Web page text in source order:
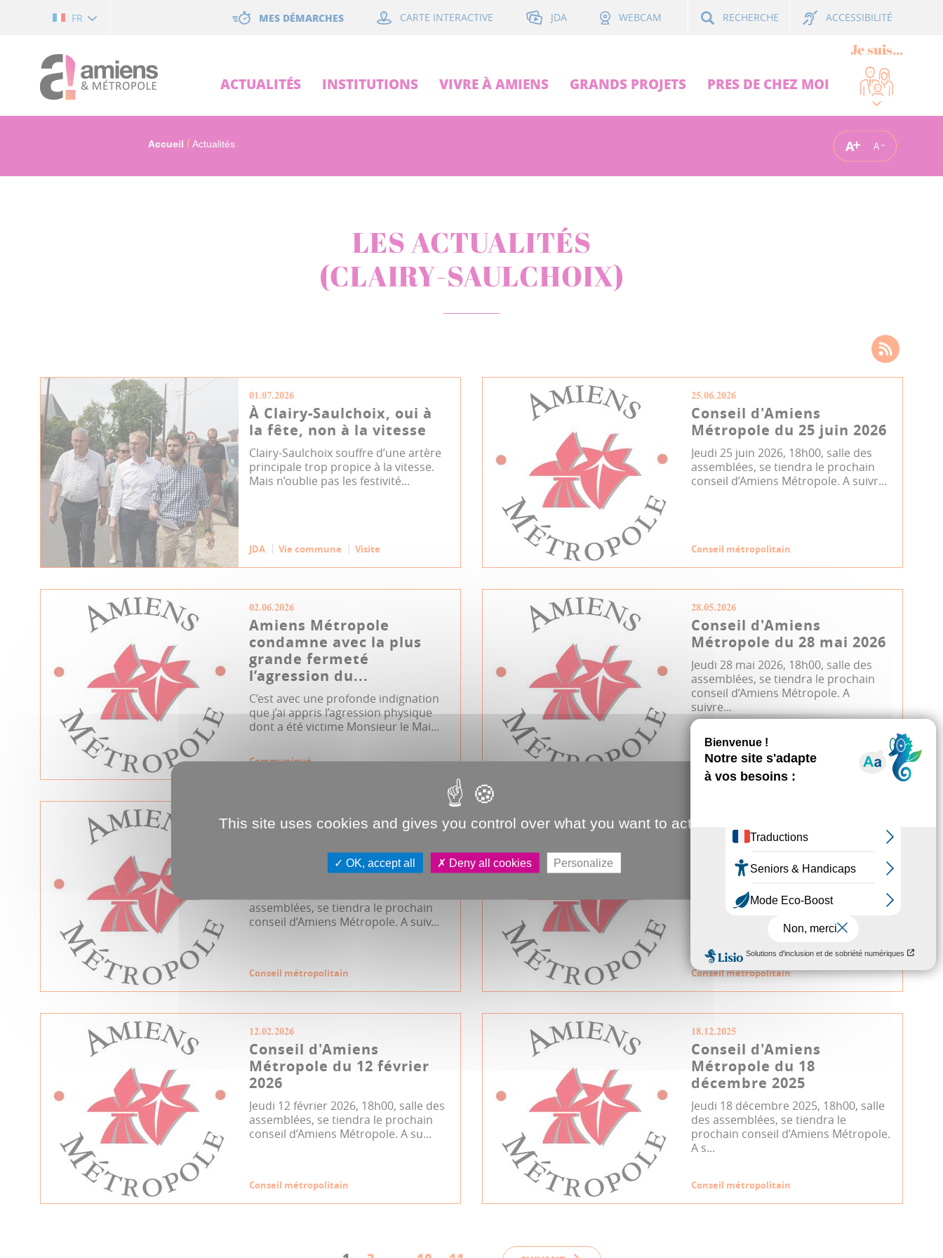
FR MES DÉMARCHES CARTE INTERACTIVE JDA WEBCAM RECHERCHE ACCESSIBILITÉ
ACTUALITÉS INSTITUTIONS VIVRE À AMIENS GRANDS PROJETS PRES DE CHEZ MOI
Je suis...
Accueil Actualités A A
LES ACTUALITÉS
(CLAIRY-SAULCHOIX)
01.07.2026
À Clairy-Saulchoix, oui à
la fête, non à la vitesse
Clairy-Saulchoix souffre d’une artère
principale trop propice à la vitesse.
Mais n’oublie pas les festivité...
JDA Vie commune Visite
25.06.2026
Conseil d'Amiens
Métropole du 25 juin 2026
Jeudi 25 juin 2026, 18h00, salle des
assemblées, se tiendra le prochain
conseil d’Amiens Métropole. A suivr...
Conseil métropolitain
02.06.2026
Amiens Métropole
condamne avec la plus
grande fermeté
l’agression du...
C’est avec une profonde indignation
que j’ai appris l’agression physique
dont a été victime Monsieur le Mai...
Communiqué
28.05.2026
Conseil d'Amiens
Métropole du 28 mai 2026
Jeudi 28 mai 2026, 18h00, salle des
assemblées, se tiendra le prochain
conseil d’Amiens Métropole. A
suivre...
Conseil métropolitain
23.04.2026
Métropole du 23 avril
assemblées, se tiendra le prochain
conseil d’Amiens Métropole. A suiv...
Conseil métropolitain
Conseil d'Amiens
Mardi 7 avril 2026, 17h00, salle des
assemblées, se tiendra le prochain
conseil d’Amiens Métropole. A suivr...
Conseil métropolitain
12.02.2026
Conseil d'Amiens
Métropole du 12 février
2026
Jeudi 12 février 2026, 18h00, salle des
assemblées, se tiendra le prochain
conseil d’Amiens Métropole. A su...
Conseil métropolitain
18.12.2025
Conseil d'Amiens
Métropole du 18
décembre 2025
Jeudi 18 décembre 2025, 18h00, salle
des assemblées, se tiendra le
prochain conseil d’Amiens Métropole.
A s...
Conseil métropolitain
This site uses cookies and gives you control over what you want to activate
OK, accept all Deny all cookies Personalize